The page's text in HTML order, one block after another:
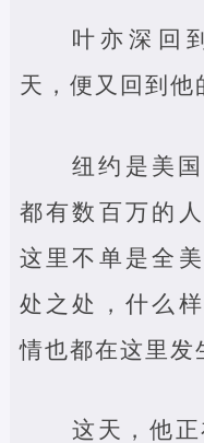
叶亦深回
天，便又回到他
纽约是美
都有数百万的
这里不单是全
处之处，什么
情也都在这里发
这天，他